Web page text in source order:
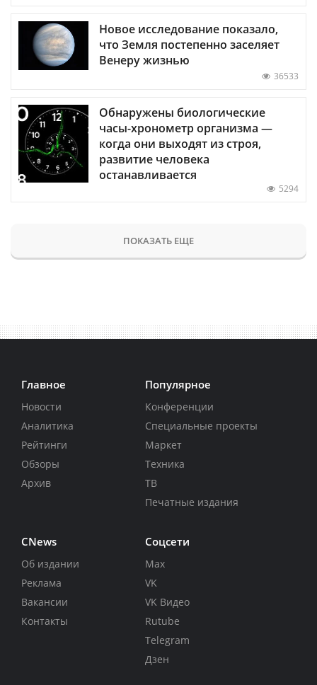
Новое исследование показало,
что Земля постепенно заселяет
Венеру жизнью
36533
Обнаружены биологические
часы-хронометр организма —
когда они выходят из строя,
развитие человека
останавливается
5294
ПОКАЗАТЬ ЕЩЕ
Главное
Новости
Аналитика
Рейтинги
Обзоры
Архив
Популярное
Конференции
Специальные проекты
Маркет
Техника
ТВ
Печатные издания
CNews
Об издании
Реклама
Вакансии
Контакты
Соцсети
Max
VK
VK Видео
Rutube
Telegram
Дзен